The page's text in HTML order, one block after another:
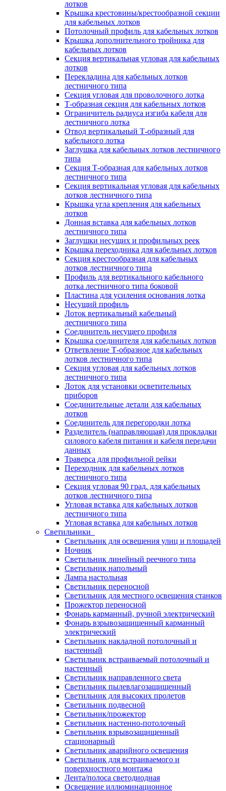
лотков
Крышка крестовины/крестообразной секции
для кабельных лотков
Потолочный профиль для кабельных лотков
Крышка дополнительного тройника для
кабельных лотков
Секция вертикальная угловая для кабельных
лотков
Перекладина для кабельных лотков
лестничного типа
Секция угловая для проволочного лотка
Т-образная секция для кабельных лотков
Ограничитель радиуса изгиба кабеля для
лестничного лотка
Отвод вертикальный Т-образный для
кабельного лотка
Заглушка для кабельных лотков лестничного
типа
Секция Т-образная для кабельных лотков
лестничного типа
Секция вертикальная угловая для кабельных
лотков лестничного типа
Крышка угла крепления для кабельных
лотков
Донная вставка для кабельных лотков
лестничного типа
Заглушки несущих и профильных реек
Крышка переходника для кабельных лотков
Секция крестообразная для кабельных
лотков лестничного типа
Профиль для вертикального кабельного
лотка лестничного типа боковой
Пластина для усиления основания лотка
Несущий профиль
Лоток вертикальный кабельный
лестничного типа
Соединитель несущего профиля
Крышка соединителя для кабельных лотков
Ответвление Т-образное для кабельных
лотков лестничного типа
Секция угловая для кабельных лотков
лестничного типа
Лоток для установки осветительных
приборов
Соединительные детали для кабельных
лотков
Соединитель для перегородки лотка
Разделитель (направляющая) для прокладки
силового кабеля питания и кабеля передачи
данных
Траверса для профильной рейки
Переходник для кабельных лотков
лестничного типа
Секция угловая 90 град. для кабельных
лотков лестничного типа
Угловая вставка для кабельных лотков
лестничного типа
Угловая вставка для кабельных лотков
Светильники
Светильник для освещения улиц и площадей
Ночник
Светильник линейный реечного типа
Светильник напольный
Лампа настольная
Светильник переносной
Светильник для местного освещения станков
Прожектор переносной
Фонарь карманный, ручной электрический
Фонарь взрывозащищенный карманный
электрический
Светильник накладной потолочный и
настенный
Светильник встраиваемый потолочный и
настенный
Светильник направленного света
Светильник пылевлагозащищенный
Светильник для высоких пролетов
Светильник подвесной
Светильник/прожектор
Светильник настенно-потолочный
Светильник взрывозащищенный
стационарный
Светильник аварийного освещения
Светильник для встраиваемого и
поверхностного монтажа
Лента/полоса светодиодная
Освещение иллюминационное